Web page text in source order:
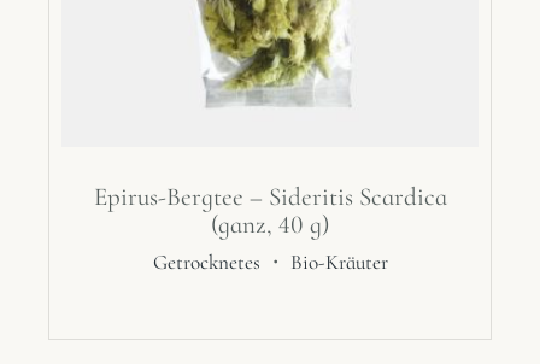
Epirus-Bergtee – Sideritis Scardica
(ganz, 40 g)
Getrocknetes ・ Bio-Kräuter